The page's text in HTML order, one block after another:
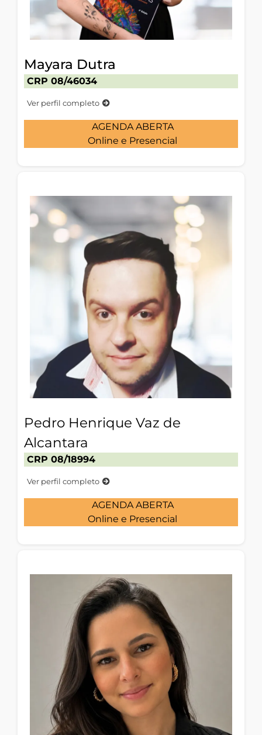
Mayara Dutra
CRP 08/46034
Ver perfil completo
AGENDA ABERTA
Online e Presencial
Pedro Henrique Vaz de
Alcantara
CRP 08/18994
Ver perfil completo
AGENDA ABERTA
Online e Presencial